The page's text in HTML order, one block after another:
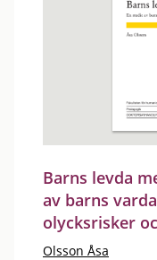
Barns levda
av barns
olycksrisker
Olsson Åsa